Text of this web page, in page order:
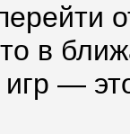
в
—